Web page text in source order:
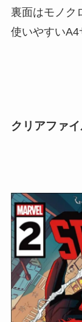
裏面はモノク
使いやすいA4
クリアファ